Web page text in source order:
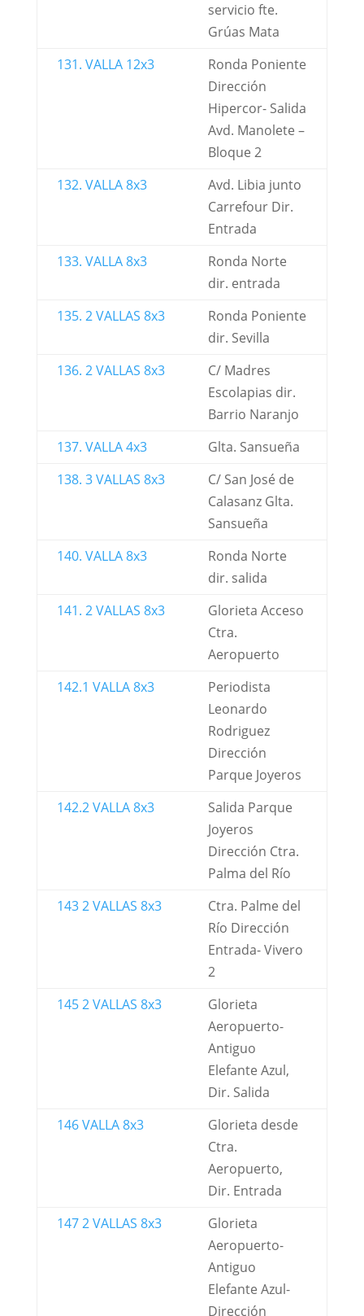
servicio fte.
Grúas Mata
131. VALLA 12x3
Ronda Poniente
Dirección
Hipercor- Salida
Avd. Manolete –
Bloque 2
132. VALLA 8x3
Avd. Libia junto
Carrefour Dir.
Entrada
133. VALLA 8x3
Ronda Norte
dir. entrada
135. 2 VALLAS 8x3
Ronda Poniente
dir. Sevilla
136. 2 VALLAS 8x3
C/ Madres
Escolapias dir.
Barrio Naranjo
137. VALLA 4x3
Glta. Sansueña
138. 3 VALLAS 8x3
C/ San José de
Calasanz Glta.
Sansueña
140. VALLA 8x3
Ronda Norte
dir. salida
141. 2 VALLAS 8x3
Glorieta Acceso
Ctra.
Aeropuerto
142.1 VALLA 8x3
Periodista
Leonardo
Rodriguez
Dirección
Parque Joyeros
142.2 VALLA 8x3
Salida Parque
Joyeros
Dirección Ctra.
Palma del Río
143 2 VALLAS 8x3
Ctra. Palme del
Río Dirección
Entrada- Vivero
2
145 2 VALLAS 8x3
Glorieta
Aeropuerto-
Antiguo
Elefante Azul,
Dir. Salida
146 VALLA 8x3
Glorieta desde
Ctra.
Aeropuerto,
Dir. Entrada
147 2 VALLAS 8x3
Glorieta
Aeropuerto-
Antiguo
Elefante Azul-
Dirección